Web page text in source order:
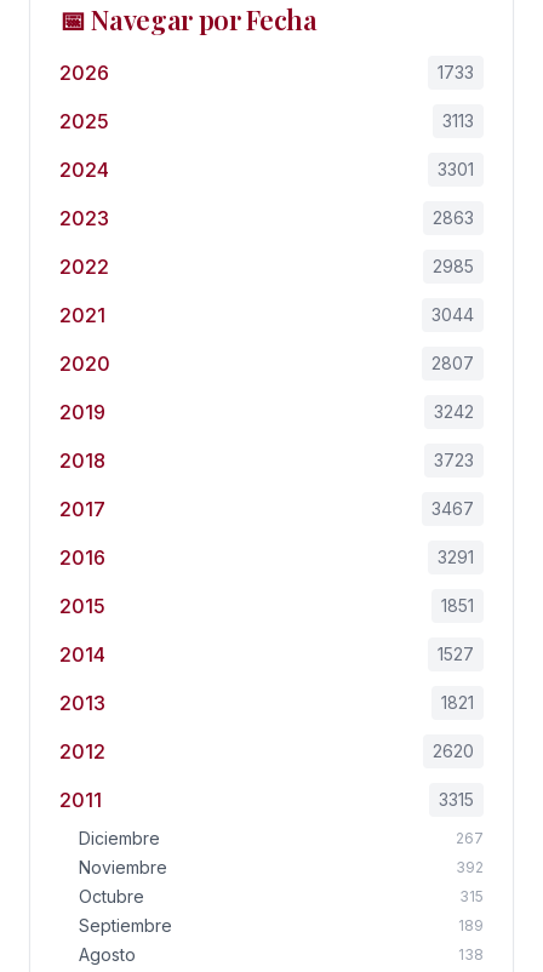
📅 Navegar por Fecha
2026 1733
2025 3113
2024 3301
2023 2863
2022 2985
2021 3044
2020 2807
2019 3242
2018 3723
2017 3467
2016 3291
2015 1851
2014 1527
2013 1821
2012 2620
2011
3315
Diciembre
267
Noviembre 392
Octubre 315
Septiembre 189
Agosto 138